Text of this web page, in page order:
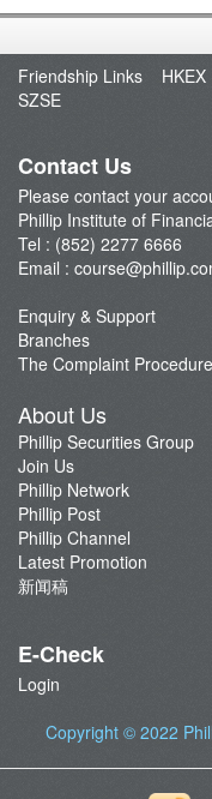
Education Center
Course & Seminar
Speaker
Friendship Links
HKEX
SZSE
Contact Us
Please contact your
Phillip Institute of
Tel : (852) 2277 6666
Email :
Enquiry & Support
Branches
The Complaint
About Us
Phillip Securities Group
Join Us
Phillip Network
Phillip Post
Phillip Channel
Latest Promotion
新闻稿
E-Check
Login
Copyright © 2022